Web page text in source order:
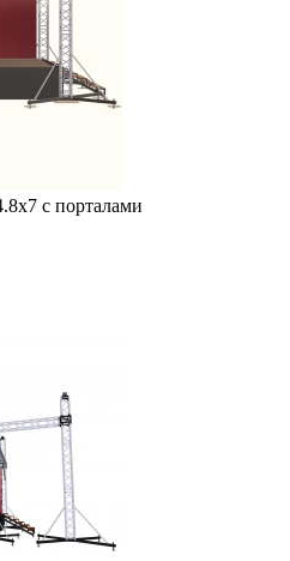
с порталами